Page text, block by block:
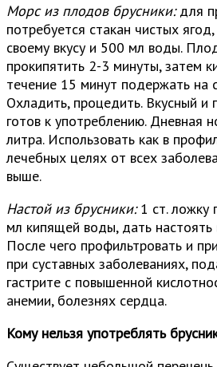
Морс из плодов брусники:для
потребуется стакан чистых
своему вкусу и 500 мл воды.
прокипятить 2-3 минуты, затем
течение 15 минут подержать на
Охладить, процедить. Вкусный и
готов к употреблению. Дневная
литра. Использовать как в
лечебных целях от всех
выше.
Настой из брусники:1 ст. ложку
мл кипящей воды, дать настоять
После чего профильтровать и
при суставных заболеваниях,
гастрите с повышенной
анемии, болезнях сердца.
Кому нельзя употреблять